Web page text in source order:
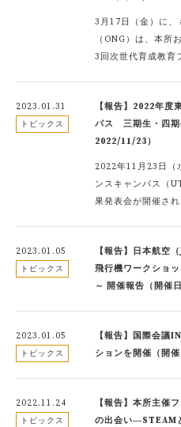
3月17日（金）に、
（ONG）は、本所
3回次世代育成教育
2023.01.31
トピックス
【報告】2022年度
パス 三期生・四期
2022/11/23）
2022年11月23日（
ンスキャンパス（
果発表会が開催され
2023.01.05
トピックス
【報告】日本航空
飛行機ワークショ
～ 開催報告（開催
2023.01.05
トピックス
【報告】国際会議
ションを開催（開
2022.11.24
トピックス
【報告】本所主催
の出会い―STEAM